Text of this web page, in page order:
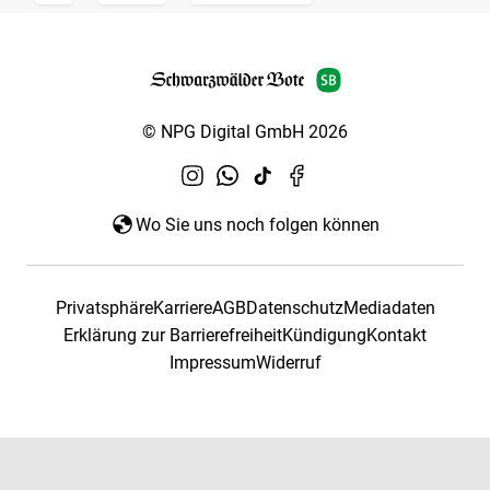
© NPG Digital GmbH 2026
Wo Sie uns noch folgen können
PrivatsphäreKarriereAGBDatenschutzMediadaten
Erklärung zur BarrierefreiheitKündigungKontakt
ImpressumWiderruf